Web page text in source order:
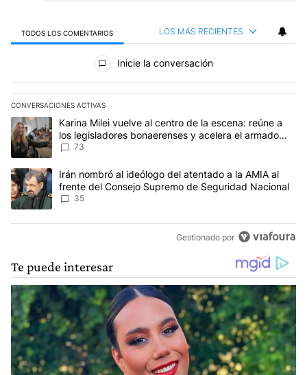
TODOS LOS COMENTARIOS LOS MÁS RECIENTES
Todos los comentarios
Inicie la conversación
CONVERSACIONES ACTIVAS
Este listado muestra los artículos con más comentarios en los
Un artículo de tendencia con el título "Karina Milei vuelve al
Karina Milei vuelve al centro de la escena: reúne a
los legisladores bonaerenses y acelera el armado
para 2027
73
Un artículo de tendencia con el título "Irán nombró al ideólogo
Irán nombró al ideólogo del atentado a la AMIA al
frente del Consejo Supremo de Seguridad Nacional
35
Gestionado por